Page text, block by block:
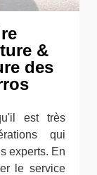
&
des
est très
qui
experts. En
le service